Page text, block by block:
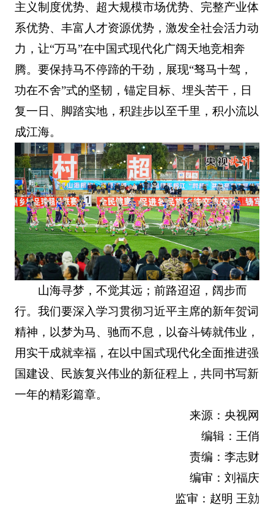
主义制度优势、超大规模市场优势、完整产业体
系优势、丰富人才资源优势，激发全社会活力动
力，让“万马”在中国式现代化广阔天地竞相奔
腾。要保持马不停蹄的干劲，展现“驽马十驾，
功在不舍”式的坚韧，锚定目标、埋头苦干，日
复一日、脚踏实地，积跬步以至千里，积小流以
成江海。
山海寻梦，不觉其远；前路迢迢，阔步而
行。我们要深入学习贯彻习近平主席的新年贺词
精神，以梦为马、驰而不息，以奋斗铸就伟业，
用实干成就幸福，在以中国式现代化全面推进强
国建设、民族复兴伟业的新征程上，共同书写新
一年的精彩篇章。
来源：央视网
编辑：王俏
责编：李志财
编审：刘福庆
监审：赵明 王勍